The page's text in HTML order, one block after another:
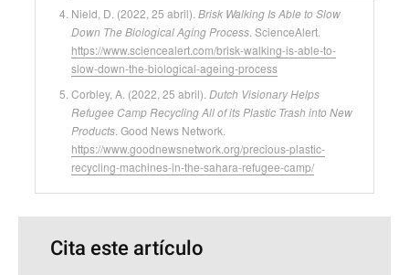
Nield, D. (2022, 25 abril).Brisk Walking Is Able to Slow
Down The Biological Aging Process. ScienceAlert.
https://www.sciencealert.com/brisk-walking-is-able-to-
slow-down-the-biological-ageing-process
Corbley, A. (2022, 25 abril).Dutch Visionary Helps
Refugee Camp Recycling All of its Plastic Trash into New
Products. Good News Network.
https://www.goodnewsnetwork.org/precious-plastic-
recycling-machines-in-the-sahara-refugee-camp/
Cita este artículo